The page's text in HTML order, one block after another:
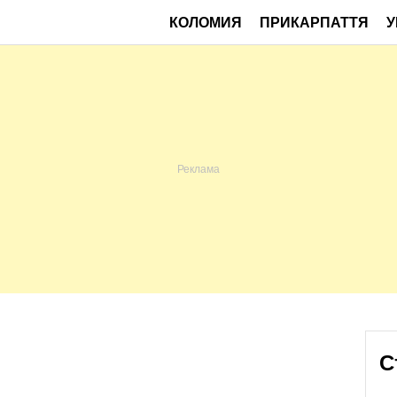
КОЛОМИЯ ПРИКАРПАТТЯ